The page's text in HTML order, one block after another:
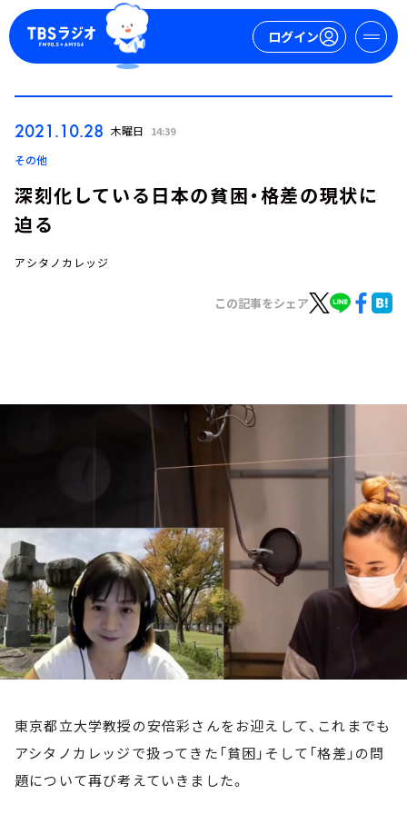
ログイン
イベント・グッズ
2021.10.28 木曜日 14:39
その他
深刻化している日本の貧困・格差の現状に
迫る
アシタノカレッジ
この記事をシェア
東京都立大学教授の安倍彩さんをお迎えして、これまでも
アシタノカレッジで扱ってきた「貧困」そして「格差」の問
題について再び考えていきました。